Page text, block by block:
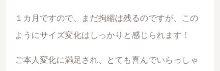
１カ月ですので、まだ拘縮は残るのですが、この
ようにサイズ変化はしっかりと感じられます！
ご本人変化に満足され、とても喜んでいらっしゃ